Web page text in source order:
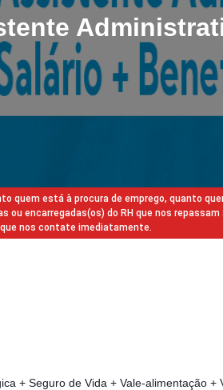
quem está à procura de emprego, quanto
encarregadas(os) do RH que nos
nos contate imediatamente.
+ Seguro de Vida + Vale-alimentação +